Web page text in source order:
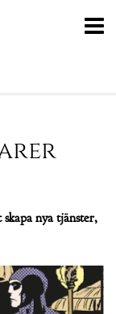
nya tjänster,